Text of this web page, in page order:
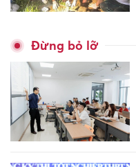
Đừng bỏ lỡ